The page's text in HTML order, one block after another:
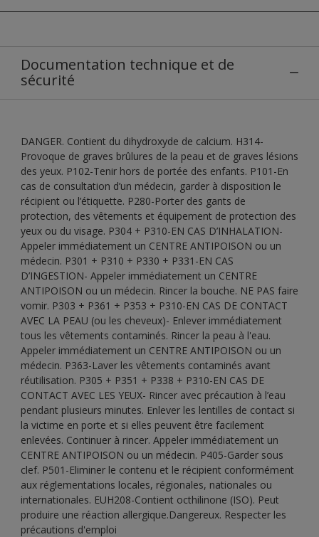
Documentation technique et de
sécurité
DANGER. Contient du dihydroxyde de calcium. H314-
Provoque de graves brûlures de la peau et de graves lésions
des yeux. P102-Tenir hors de portée des enfants. P101-En
cas de consultation d’un médecin, garder à disposition le
récipient ou l’étiquette. P280-Porter des gants de
protection, des vêtements et équipement de protection des
yeux ou du visage. P304 + P310-EN CAS D’INHALATION-
Appeler immédiatement un CENTRE ANTIPOISON ou un
médecin. P301 + P310 + P330 + P331-EN CAS
D’INGESTION- Appeler immédiatement un CENTRE
ANTIPOISON ou un médecin. Rincer la bouche. NE PAS faire
vomir. P303 + P361 + P353 + P310-EN CAS DE CONTACT
AVEC LA PEAU (ou les cheveux)- Enlever immédiatement
tous les vêtements contaminés. Rincer la peau à l'eau.
Appeler immédiatement un CENTRE ANTIPOISON ou un
médecin. P363-Laver les vêtements contaminés avant
réutilisation. P305 + P351 + P338 + P310-EN CAS DE
CONTACT AVEC LES YEUX- Rincer avec précaution à l’eau
pendant plusieurs minutes. Enlever les lentilles de contact si
la victime en porte et si elles peuvent être facilement
enlevées. Continuer à rincer. Appeler immédiatement un
CENTRE ANTIPOISON ou un médecin. P405-Garder sous
clef. P501-Eliminer le contenu et le récipient conformément
aux réglementations locales, régionales, nationales ou
internationales. EUH208-Contient octhilinone (ISO). Peut
produire une réaction allergique.Dangereux. Respecter les
précautions d'emploi